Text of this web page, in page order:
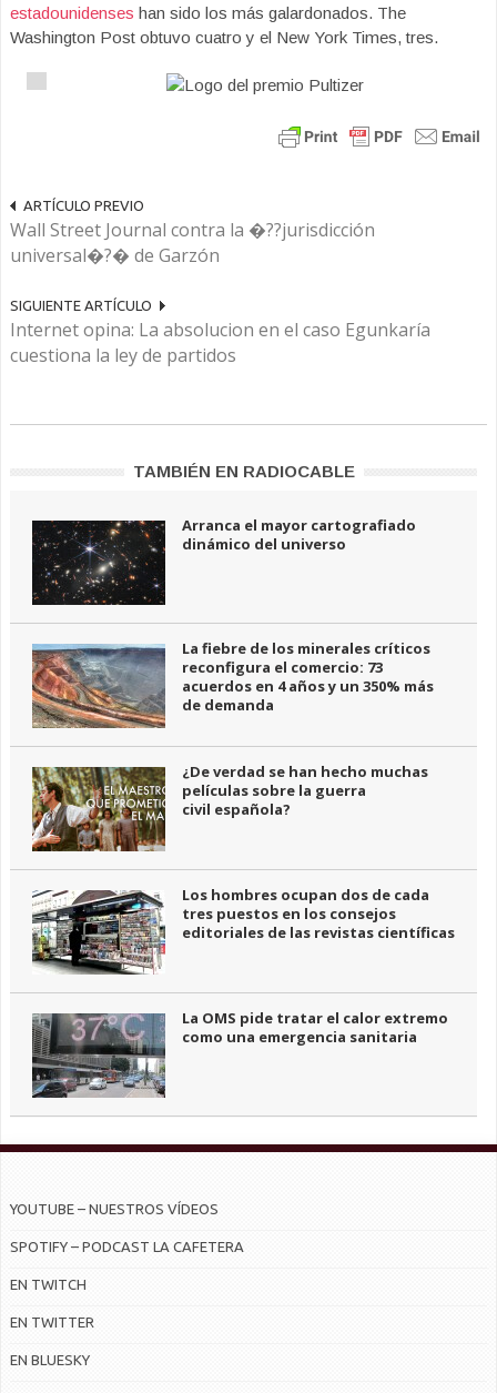
estadounidenses han sido los más galardonados. The
Washington Post obtuvo cuatro y el New York Times, tres.
ARTÍCULO PREVIO
Wall Street Journal contra la �??jurisdicción
universal�?� de Garzón
SIGUIENTE ARTÍCULO
Internet opina: La absolucion en el caso Egunkaría
cuestiona la ley de partidos
TAMBIÉN EN RADIOCABLE
Arranca el mayor cartografiado
dinámico del universo
La fiebre de los minerales críticos
reconfigura el comercio: 73
acuerdos en 4 años y un 350% más
de demanda
¿De verdad se han hecho muchas
películas sobre la guerra
civil española?
Los hombres ocupan dos de cada
tres puestos en los consejos
editoriales de las revistas científicas
La OMS pide tratar el calor extremo
como una emergencia sanitaria
YOUTUBE – NUESTROS VÍDEOS
SPOTIFY – PODCAST LA CAFETERA
EN TWITCH
EN TWITTER
EN BLUESKY